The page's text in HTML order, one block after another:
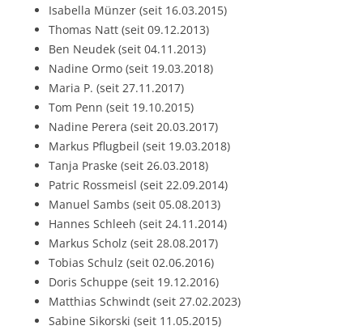
Isabella Münzer (seit 16.03.2015)
Thomas Natt (seit 09.12.2013)
Ben Neudek (seit 04.11.2013)
Nadine Ormo (seit 19.03.2018)
Maria P. (seit 27.11.2017)
Tom Penn (seit 19.10.2015)
Nadine Perera (seit 20.03.2017)
Markus Pflugbeil (seit 19.03.2018)
Tanja Praske (seit 26.03.2018)
Patric Rossmeisl (seit 22.09.2014)
Manuel Sambs (seit 05.08.2013)
Hannes Schleeh (seit 24.11.2014)
Markus Scholz (seit 28.08.2017)
Tobias Schulz (seit 02.06.2016)
Doris Schuppe (seit 19.12.2016)
Matthias Schwindt (seit 27.02.2023)
Sabine Sikorski (seit 11.05.2015)